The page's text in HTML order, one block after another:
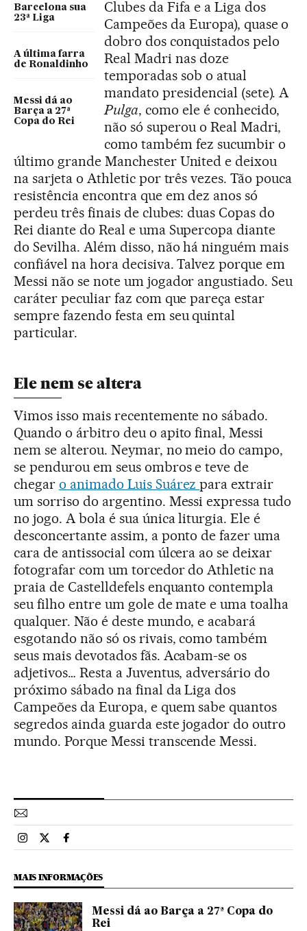
Barcelona sua
23ª Liga
A última farra
de Ronaldinho
Messi dá ao
Barça a 27ª
Copa do Rei
Clubes da Fifa e a Liga dos
Campeões da Europa), quase o
dobro dos conquistados pelo
Real Madri nas doze
temporadas sob o atual
mandato presidencial (sete). A
Pulga, como ele é conhecido,
não só superou o Real Madri,
como também fez sucumbir o
último grande Manchester United e deixou
na sarjeta o Athletic por três vezes. Tão pouca
resistência encontra que em dez anos só
perdeu três finais de clubes: duas Copas do
Rei diante do Real e uma Supercopa diante
do Sevilha. Além disso, não há ninguém mais
confiável na hora decisiva. Talvez porque em
Messi não se note um jogador angustiado. Seu
caráter peculiar faz com que pareça estar
sempre fazendo festa em seu quintal
particular.
Ele nem se altera
Vimos isso mais recentemente no sábado.
Quando o árbitro deu o apito final, Messi
nem se alterou. Neymar, no meio do campo,
se pendurou em seus ombros e teve de
chegar o animado Luis Suárezpara extrair
um sorriso do argentino. Messi expressa tudo
no jogo. A bola é sua única liturgia. Ele é
desconcertante assim, a ponto de fazer uma
cara de antissocial com úlcera ao se deixar
fotografar com um torcedor do Athletic na
praia de Castelldefels enquanto contempla
seu filho entre um gole de mate e uma toalha
qualquer. Não é deste mundo, e acabará
esgotando não só os rivais, como também
seus mais devotados fãs. Acabam-se os
adjetivos… Resta a Juventus, adversário do
próximo sábado na final da Liga dos
Campeões da Europa, e quem sabe quantos
segredos ainda guarda este jogador do outro
mundo. Porque Messi transcende Messi.
Esportes El País Brasil en Instagram
Esportes El País Brasil en Twitter
Esportes El País Brasil en Facebook
MAIS INFORMAÇÕES
Messi dá ao Barça a 27ª Copa do
Rei